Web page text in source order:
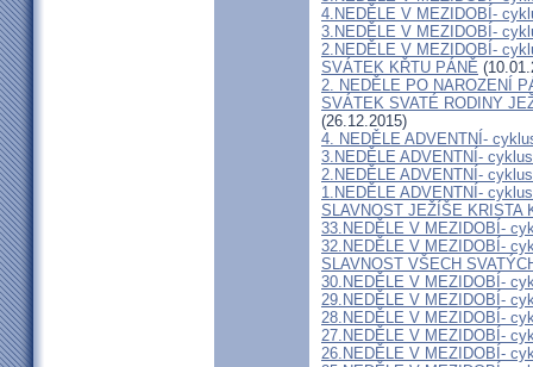
4.NEDĚLE V MEZIDOBÍ-
3.NEDĚLE V MEZIDOBÍ-
2.NEDĚLE V MEZIDOBÍ-
SVÁTEK KŘTU PÁNĚ
2. NEDĚLE PO NAROZENÍ
SVÁTEK SVATÉ RODINY
(26.12.2015)
4. NEDĚLE ADVENTNÍ-
3.NEDĚLE ADVENTNÍ-
2.NEDĚLE ADVENTNÍ-
1.NEDĚLE ADVENTNÍ-
SLAVNOST JEŽÍŠE KRISTA
33.NEDĚLE V MEZIDOBÍ-
32.NEDĚLE V MEZIDOBÍ-
SLAVNOST VŠECH
30.NEDĚLE V MEZIDOBÍ-
29.NEDĚLE V MEZIDOBÍ-
28.NEDĚLE V MEZIDOBÍ-
27.NEDĚLE V MEZIDOBÍ-
26.NEDĚLE V MEZIDOBÍ-